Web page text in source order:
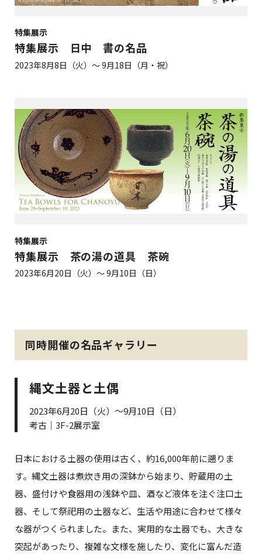
特集展示
特集展示 日中 書の名品
2023年8月8日（火）～ 9月18日（月・祝）
特集展示
特集展示 茶の湯の道具 茶碗
2023年6月20日（火）～ 9月10日（日）
同時開催の名品ギャラリー
縄文土器と土偶
2023年6月20日（火）～9月10日（日）
考古｜3F-2展示室
日本における土器の使用は古く、約16,000年前に遡りま
す。縄文土器は煮炊き用の深鉢から始まり、貯蔵用の土
器、盛付けや食器用の浅鉢や皿、酒など液体を注ぐ注口土
器、そして祭祀用の土器など、生活や用途に合わせて様々
な器がつくられました。また、実用的な土器でも、大きな
突起があったり、複雑な文様を施したり、変化に富んだ造